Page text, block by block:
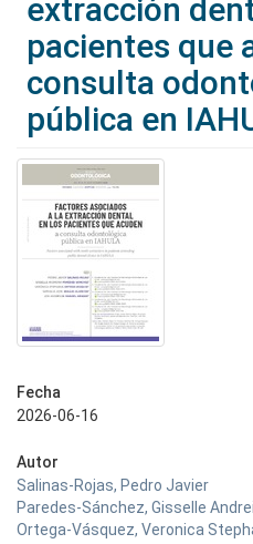
extracción
pacientes que
consulta
pública en
Fecha
2026-06-16
Autor
Salinas-Rojas, Pedro Javier
Paredes-Sánchez, Gisselle
Ortega-Vásquez, Veronica